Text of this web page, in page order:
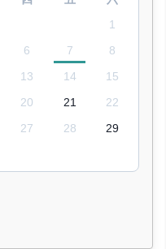
1
6 7
8
13 14
15
20 21
22
27 28
29